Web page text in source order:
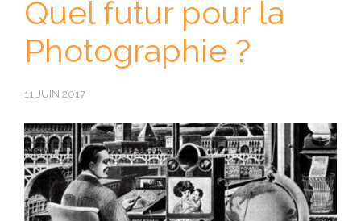
Quel futur pour la
Photographie ?
11 JUIN 2017